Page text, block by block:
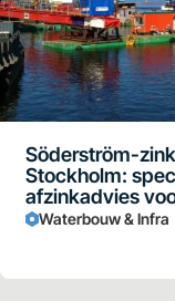
Söderström-
Stockholm:
afzinkadvies
Waterbouw & Infra